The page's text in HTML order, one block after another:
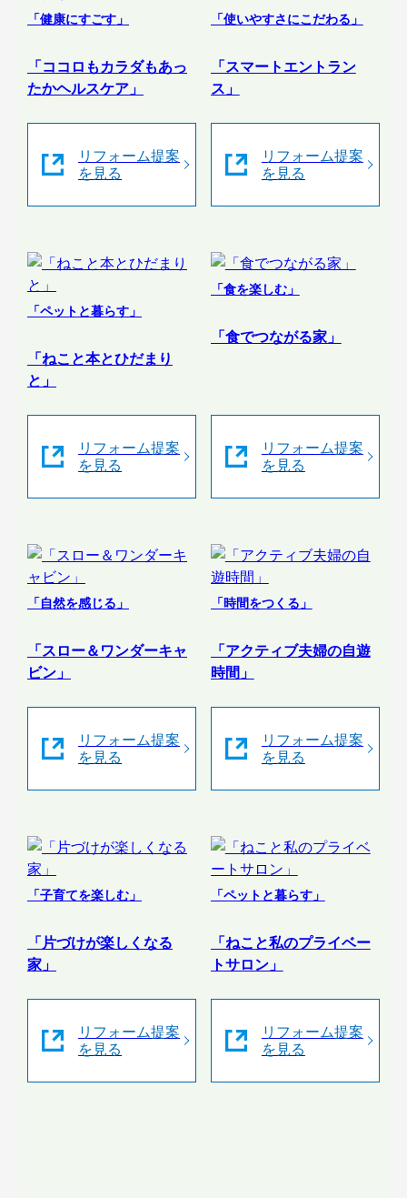
「健康にすごす」
「ココロもカラダもあっ
たかヘルスケア」
リフォーム提案
を見る
「使いやすさにこだわる」
「スマートエントラン
ス」
リフォーム提案
を見る
「ペットと暮らす」
「ねこと本とひだまり
と」
リフォーム提案
を見る
「食を楽しむ」
「食でつながる家」
リフォーム提案
を見る
「自然を感じる」
「スロー＆ワンダーキャ
ビン」
リフォーム提案
を見る
「時間をつくる」
「アクティブ夫婦の自遊
時間」
リフォーム提案
を見る
「子育てを楽しむ」
「片づけが楽しくなる
家」
リフォーム提案
を見る
「ペットと暮らす」
「ねこと私のプライベー
トサロン」
リフォーム提案
を見る